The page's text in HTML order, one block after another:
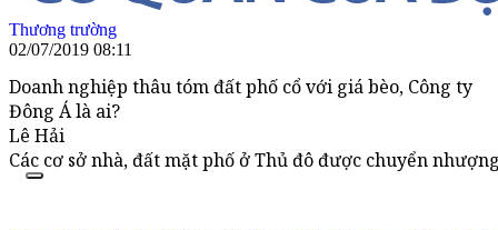
Thương trường
02/07/2019 08:11
Doanh nghiệp thâu tóm đất phố cổ với giá bèo, Công ty
Đông Á là ai?
Lê Hải
Các cơ sở nhà, đất mặt phố ở Thủ đô được chuyển